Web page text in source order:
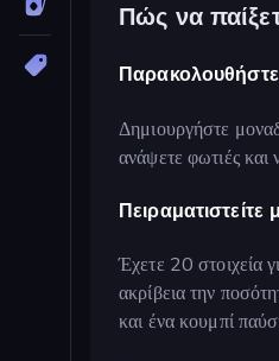
Πώς να
Δημιουργήστε
ανάψετε φωτιές
Πειραματιστείτε
Έχετε 20 στοιχεία
ακρίβεια την
και ένα κουμπί